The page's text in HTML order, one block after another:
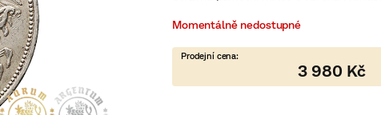
Momentálně nedostupné
5
3 980 Kč